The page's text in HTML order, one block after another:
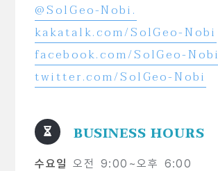
@SolGeo-Nobi.
kakatalk.com/SolGeo-Nobi
facebook.com/SolGeo-Nobi
twitter.com/SolGeo-Nobi
BUSINESS HOURS
수요일 오전 9:00~오후 6:00